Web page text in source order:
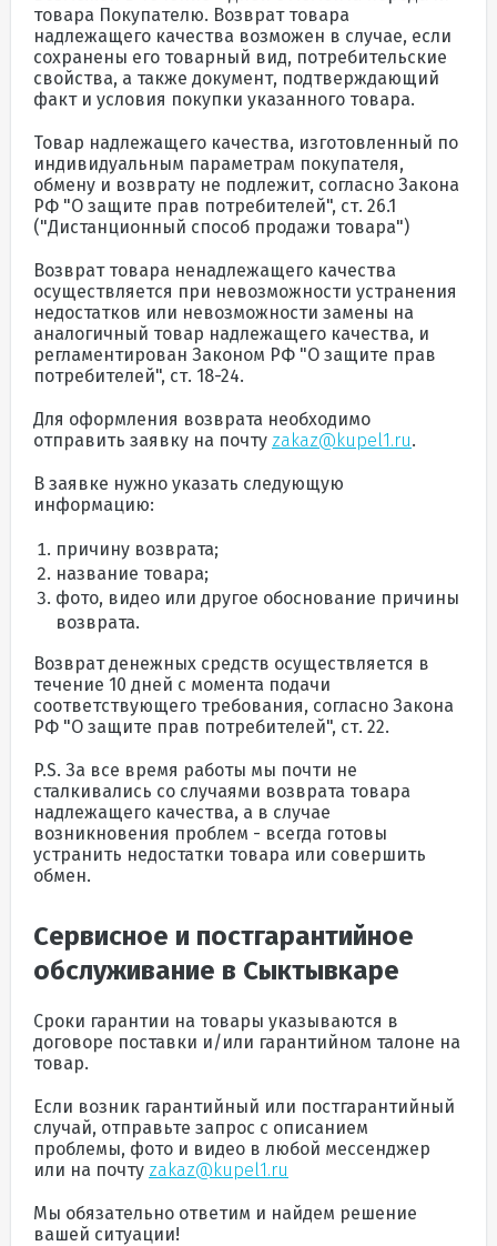
товара Покупателю. Возврат товара
надлежащего качества возможен в случае, если
сохранены его товарный вид, потребительские
свойства, а также документ, подтверждающий
факт и условия покупки указанного товара.
Товар надлежащего качества, изготовленный по
индивидуальным параметрам покупателя,
обмену и возврату не подлежит, согласно Закона
РФ "О защите прав потребителей", ст. 26.1
("Дистанционный способ продажи товара")
Возврат товара ненадлежащего качества
осуществляется при невозможности устранения
недостатков или невозможности замены на
аналогичный товар надлежащего качества, и
регламентирован Законом РФ "О защите прав
потребителей", ст. 18-24.
Для оформления возврата необходимо
отправить заявку на почту zakaz@kupel1.ru.
В заявке нужно указать следующую
информацию:
причину возврата;
название товара;
фото, видео или другое обоснование причины
возврата.
Возврат денежных средств осуществляется в
течение 10 дней с момента подачи
соответствующего требования, согласно Закона
РФ "О защите прав потребителей", ст. 22.
P.S. За все время работы мы почти не
сталкивались со случаями возврата товара
надлежащего качества, а в случае
возникновения проблем - всегда готовы
устранить недостатки товара или совершить
обмен.
Сервисное и постгарантийное
обслуживание в Сыктывкаре
Сроки гарантии на товары указываются в
договоре поставки и/или гарантийном талоне на
товар.
Если возник гарантийный или постгарантийный
случай, отправьте запрос c описанием
проблемы, фото и видео в любой мессенджер
или на почту zakaz@kupel1.ru
Мы обязательно ответим и найдем решение
вашей ситуации!